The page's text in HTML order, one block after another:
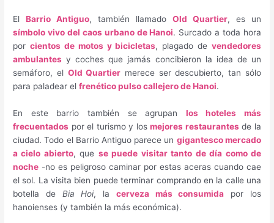
ElBarrio Antiguo, también llamadoOld Quartier, es un
símbolo vivo del caos urbano de Hanoi. Surcado a toda hora
por cientos de motos y bicicletas, plagado de vendedores
ambulantes y coches que jamás concibieron la idea de un
semáforo, el Old Quartier merece ser descubierto, tan sólo
para paladear elfrenético pulso callejero de Hanoi.
En este barrio también se agrupan los hoteles más
frecuentados por el turismo y losmejores restaurantesde la
ciudad. Todo el Barrio Antiguo parece un gigantesco mercado
a cielo abierto, que se puede visitar tanto de día como de
noche -no es peligroso caminar por estas aceras cuando cae
el sol. La visita bien puede terminar comprando en la calle una
botella de Bia Hoi, la cerveza más consumida por los
hanoienses (y también la más económica).